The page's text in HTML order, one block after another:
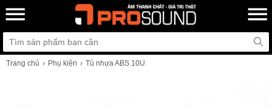
Trang chủ Phụ kiện Tủ nhựa ABS 10U